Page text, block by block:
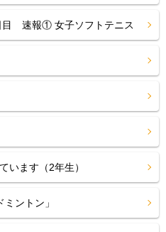
目 速報① 女子ソフトテニス
います（2年生）
ントン」